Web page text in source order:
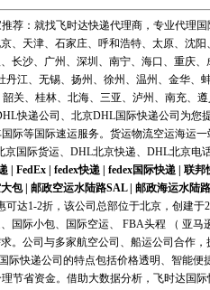
荐：就找飞时达快递代理商，专业代理
、天津、石家庄、呼和浩特、太原、沈
长沙、广州、深圳、南宁、海口、重庆
丹江、无锡、扬州、徐州、温州、金华
关、桂林、北海、三亚、泸州、南充、
快递公司、北京DHL国际快递公司为
际等国际速运服务。货运物流空运海运
国际货运、DHL北京快递、DHL北京电
| FedEx| fedex快递| fedex国际快递| 联邦
包| 邮政空运水陆路SAL| 邮政海运水陆路
可达1-2折，该公司总部位于北京，创建
国际小包、国际空运、 FBA头程 （ 亚
。公司与多家航空公司、船运公司合作
际快递公司的特点包括价格透明、智能
节省资金。借助大数据分析，飞时达国